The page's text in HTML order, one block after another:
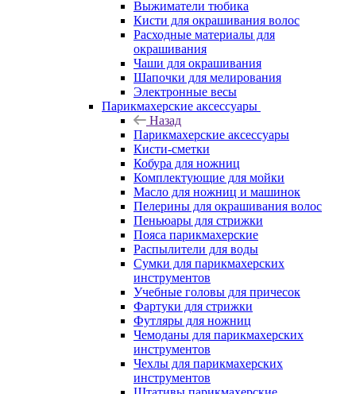
Выжиматели тюбика
Кисти для окрашивания волос
Расходные материалы для
окрашивания
Чаши для окрашивания
Шапочки для мелирования
Электронные весы
Парикмахерские аксессуары
Назад
Парикмахерские аксессуары
Кисти-сметки
Кобура для ножниц
Комплектующие для мойки
Масло для ножниц и машинок
Пелерины для окрашивания волос
Пеньюары для стрижки
Пояса парикмахерские
Распылители для воды
Сумки для парикмахерских
инструментов
Учебные головы для причесок
Фартуки для стрижки
Футляры для ножниц
Чемоданы для парикмахерских
инструментов
Чехлы для парикмахерских
инструментов